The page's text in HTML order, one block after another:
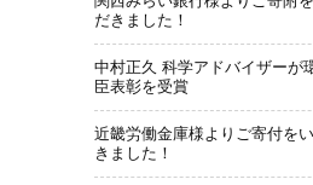
だきました！
中村正久 科学アドバイザーが
臣表彰を受賞
近畿労働金庫様よりご寄付を
きました！